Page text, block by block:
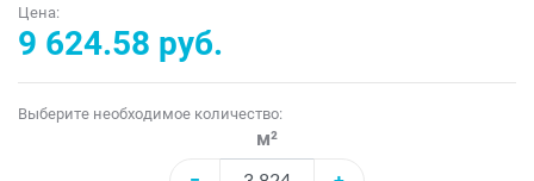
Цена:
9 624.58 руб.
Выберите необходимое количество:
м²